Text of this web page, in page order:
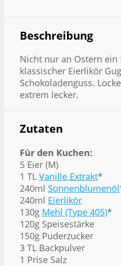
Beschreibung
Nicht nur an Ostern ein
klassischer Eierlikör
Schokoladenguss.
extrem lecker.
Zutaten
Für den Kuchen:
5 Eier (M)
1 TL Vanille Extrakt*
240ml Sonnenblumenöl
240ml Eierlikör
130g Mehl (Type 405)*
120g Speisestärke
150g Puderzucker
3 TL Backpulver
1 Prise Salz